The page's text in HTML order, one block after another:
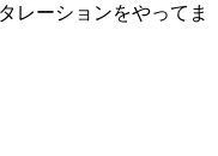
レーションをやってま